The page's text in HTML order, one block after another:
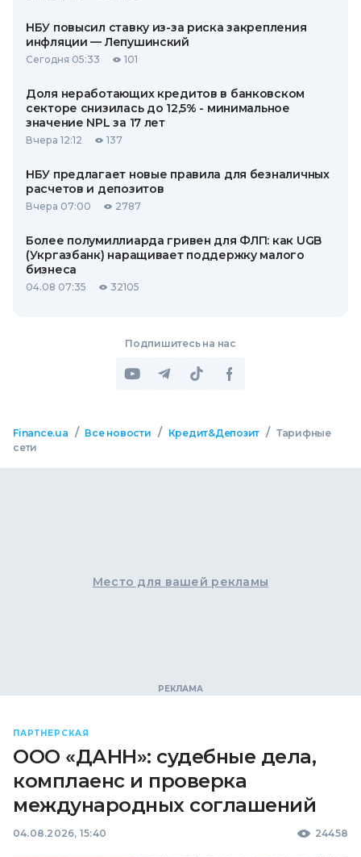
НБУ повысил ставку из-за риска закрепления
инфляции — Лепушинский
Сегодня 05:33 101
Доля неработающих кредитов в банковском
секторе снизилась до 12,5% - минимальное
значение NPL за 17 лет
Вчера 12:12 137
НБУ предлагает новые правила для безналичных
расчетов и депозитов
Вчера 07:00 2787
Более полумиллиарда гривен для ФЛП: как UGB
(Укргазбанк) наращивает поддержку малого
бизнеса
04.08 07:35 32105
Подпишитесь на нас
Finance.ua / Все новости / Кредит&Депозит / Тарифные
сети
Место для вашей рекламы
ПАРТНЕРСКАЯ
ООО «ДАНН»: судебные дела,
комплаенс и проверка
международных соглашений
04.08.2026, 15:40 24458